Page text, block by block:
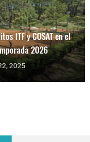
ITF y COSAT en el
2026
2025